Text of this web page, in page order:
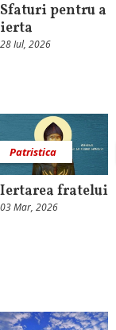
Sfaturi pentru a
ierta
28 Iul, 2026
Patristica
Iertarea fratelui
03 Mar, 2026